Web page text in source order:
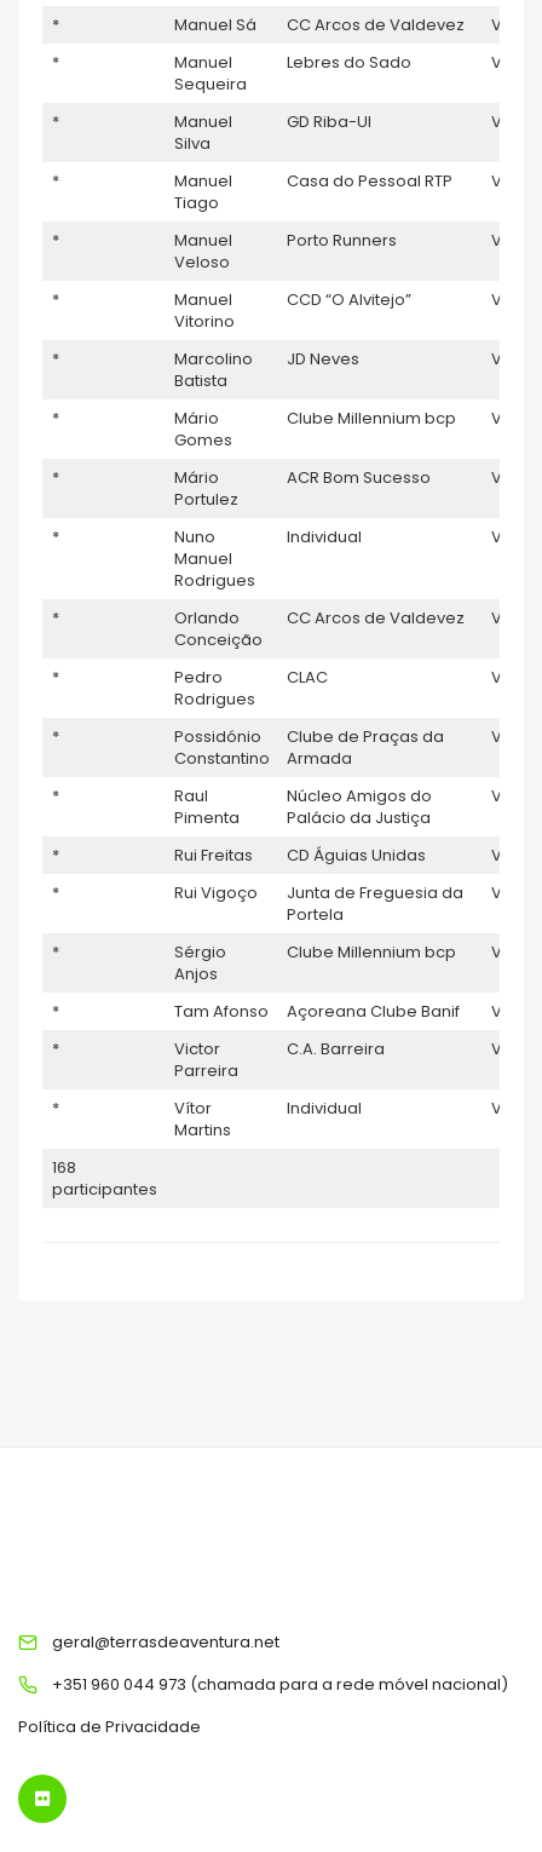
* Manuel Sá CC Arcos de Valdevez V5
*
Manuel
Sequeira
Lebres do Sado V5
*
Manuel
Silva
GD Riba-Ul V5
*
Manuel
Tiago
Casa do Pessoal RTP V5
*
Manuel
Veloso
Porto Runners V5
*
Manuel
Vitorino
CCD “O Alvitejo” V5
*
Marcolino
Batista
JD Neves V5
*
Mário
Gomes
Clube Millennium bcp V5
*
Mário
Portulez
ACR Bom Sucesso V5
*
Nuno
Manuel
Rodrigues
Individual V5
*
Orlando
Conceição
CC Arcos de Valdevez V5
*
Pedro
Rodrigues
CLAC V5
*
Possidónio
Constantino
Clube de Praças da
Armada
V5
*
Raul
Pimenta
Núcleo Amigos do
Palácio da Justiça
V5
* Rui Freitas CD Águias Unidas V5
*
Rui Vigoço
Junta de Freguesia da
Portela
V5
*
Sérgio
Anjos
Clube Millennium bcp V5
* Tam Afonso Açoreana Clube Banif V5
*
Victor
Parreira
C.A. Barreira V5
*
Vítor
Martins
Individual V5
168
participantes
geral@terrasdeaventura.net
+351 960 044 973 (chamada para a rede móvel nacional)
Política de Privacidade